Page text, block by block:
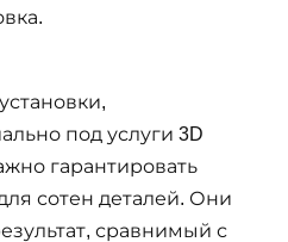
под услуги 3D
гарантировать
сотен деталей. Они
сравнимый с